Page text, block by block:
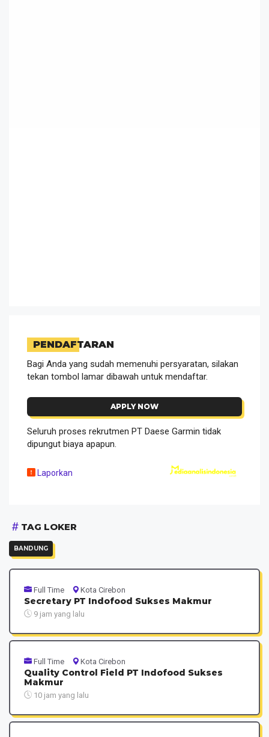
PENDAFTARAN
Bagi Anda yang sudah memenuhi persyaratan, silakan
tekan tombol lamar dibawah untuk mendaftar.
APPLY NOW
Seluruh proses rekrutmen PT Daese Garmin tidak
dipungut biaya apapun.
Laporkan
TAG LOKER
BANDUNG
Full Time Kota Cirebon
Secretary PT Indofood Sukses Makmur
9 jam yang lalu
Full Time Kota Cirebon
Quality Control Field PT Indofood Sukses
Makmur
10 jam yang lalu